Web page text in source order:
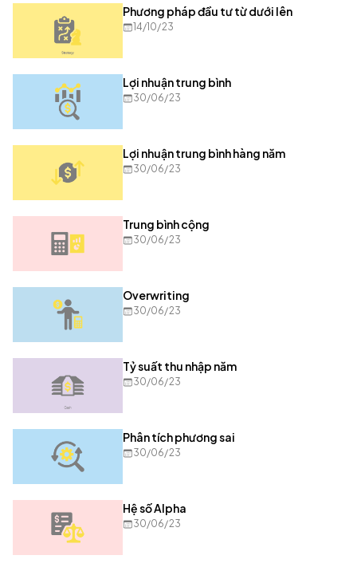
Phương pháp đầu tư từ dưới lên
14/10/23
Lợi nhuận trung bình
30/06/23
Lợi nhuận trung bình hàng năm
30/06/23
Trung bình cộng
30/06/23
Overwriting
30/06/23
Tỷ suất thu nhập năm
30/06/23
Phân tích phương sai
30/06/23
Hệ số Alpha
30/06/23